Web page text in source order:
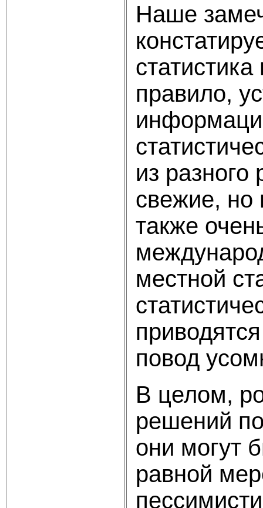
Наше
правило,
из
свежие, но
также
местной
повод
В целом,
решений по
они могут
равной